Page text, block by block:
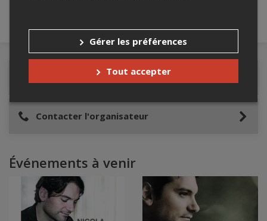
Détails de l'événement
Contacter l'organisateur
Événements à venir
Gérer les préférences
Tout accepter